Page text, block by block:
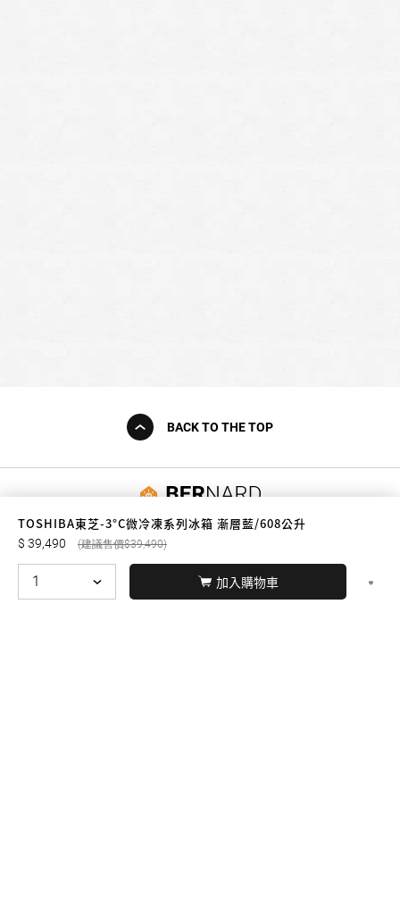
TOSHIBA東芝-3°C微冷凍系列冰箱 漸層藍/608公升
39,490 39,490
加入購物車
BACK TO THE TOP
友誠購物
© BERNARD 2021 WEBDESIGN